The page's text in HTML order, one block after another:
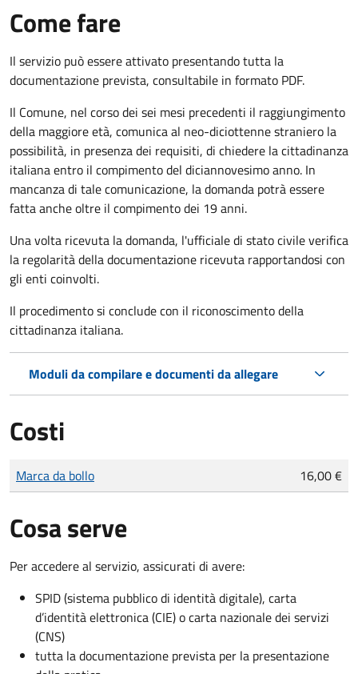
Come fare
Il servizio può essere attivato presentando tutta la
documentazione prevista, consultabile in formato PDF.
Il Comune, nel corso dei sei mesi precedenti il raggiungimento
della maggiore età, comunica al neo-diciottenne straniero la
possibilità, in presenza dei requisiti, di chiedere la cittadinanza
italiana entro il compimento del diciannovesimo anno. In
mancanza di tale comunicazione, la domanda potrà essere
fatta anche oltre il compimento dei 19 anni.
Una volta ricevuta la domanda, l'ufficiale di stato civile verifica
la regolarità della documentazione ricevuta rapportandosi con
gli enti coinvolti.
Il procedimento si conclude con il riconoscimento della
cittadinanza italiana.
Moduli da compilare e documenti da allegare
Costi
Tipo di pagamento
Importo
Marca da bollo 16,00 €
Cosa serve
Per accedere al servizio, assicurati di avere:
SPID (sistema pubblico di identità digitale), carta
d’identità elettronica (CIE) o carta nazionale dei servizi
(CNS)
tutta la documentazione prevista per la presentazione